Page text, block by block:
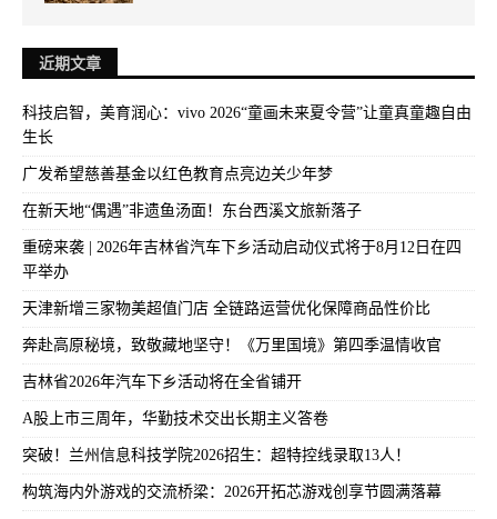
近期文章
科技启智，美育润心：vivo 2026“童画未来夏令营”让童真童趣自由
生长
广发希望慈善基金以红色教育点亮边关少年梦
在新天地“偶遇”非遗鱼汤面！东台西溪文旅新落子
重磅来袭 | 2026年吉林省汽车下乡活动启动仪式将于8月12日在四
平举办
天津新增三家物美超值门店 全链路运营优化保障商品性价比
奔赴高原秘境，致敬藏地坚守！《万里国境》第四季温情收官
吉林省2026年汽车下乡活动将在全省铺开
A股上市三周年，华勤技术交出长期主义答卷
突破！兰州信息科技学院2026招生：超特控线录取13人！
构筑海内外游戏的交流桥梁：2026开拓芯游戏创享节圆满落幕